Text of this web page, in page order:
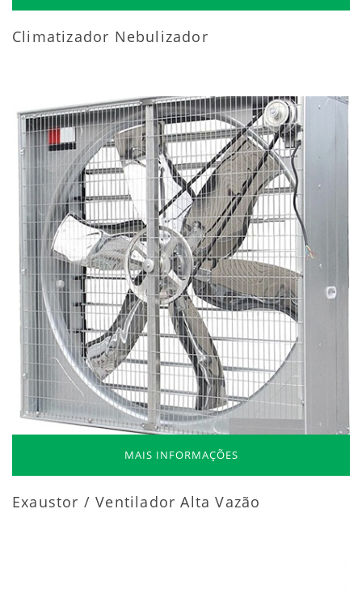
Climatizador Nebulizador
MAIS INFORMAÇÕES
Exaustor / Ventilador Alta Vazão